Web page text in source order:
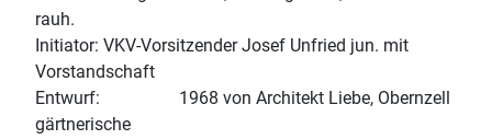
rauh.
Initiator: VKV-Vorsitzender Josef Unfried jun. mit
Vorstandschaft
Entwurf: 1968 von Architekt Liebe, Obernzell
gärtnerische